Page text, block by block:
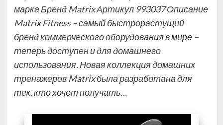
марка Бренд Matrix Артикул 993037 Описание
Matrix Fitness – самый быстрорастущий
бренд коммерческого оборудования в мире –
теперь доступен и для домашнего
использования. Новая коллекция домашних
тренажеров Matrix была разработана для
тех, кто хочет получать…